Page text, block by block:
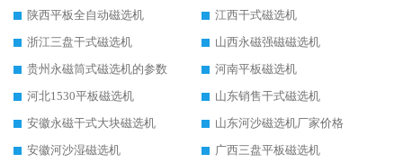
陕西平板全自动磁选机
江西干式磁选机
浙江三盘干式磁选机
山西永磁强磁磁选机
贵州永磁筒式磁选机的参数
河南平板磁选机
河北1530平板磁选机
山东销售干式磁选机
安徽永磁干式大块磁选机
山东河沙磁选机厂家价格
安徽河沙湿磁选机
广西三盘平板磁选机